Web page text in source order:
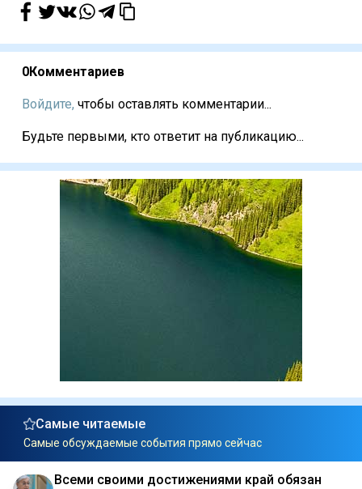
0Комментариев
Войдите, чтобы оставлять комментарии...
Будьте первыми, кто ответит на публикацию...
Самые читаемые
Самые обсуждаемые события прямо сейчас
Всеми своими достижениями край обязан